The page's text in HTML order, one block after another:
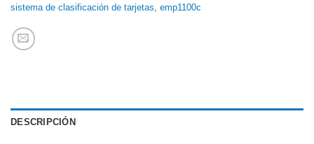
sistema de clasificación de tarjetas, emp1100c
DESCRIPCIÓN